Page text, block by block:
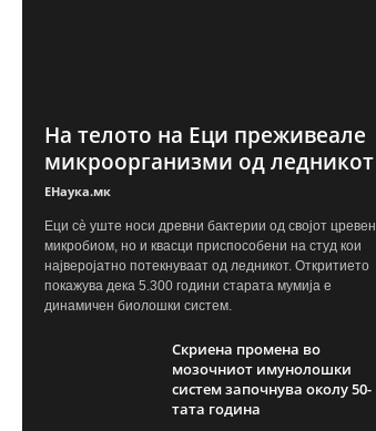
На телото на Еци преживеале
микроорганизми од ледникот
ЕНаука.мк
Еци сè уште носи древни бактерии од својот цревен
микробиом, но и квасци приспособени на студ кои
најверојатно потекнуваат од ледникот. Откритието
покажува дека 5.300 години старата мумија е
динамичен биолошки систем.
Скриена промена во
мозочниот имунолошки
систем започнува околу 50-
тата година